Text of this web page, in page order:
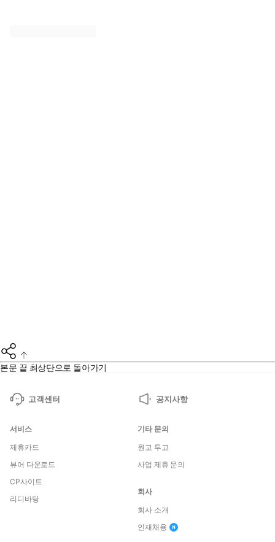
본문 끝 최상단으로 돌아가기
고객센터 공지사항
서비스
제휴카드
뷰어 다운로드
CP사이트
리디바탕
기타 문의
원고 투고
사업 제휴 문의
회사
회사 소개
인재채용